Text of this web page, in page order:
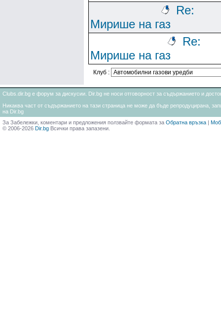
Re:
Мирише на газ
Re:
Мирише на газ
Клуб :
Clubs.dir.bg е форум за дискусии. Dir.bg не носи отговорност за съдържанието и
Никаква част от съдържанието на тази страница не може да бъде репродуцирана,
на Dir.bg
За Забележки, коментари и предложения ползвайте формата за Обратна връзка |
© 2006-2026 Dir.bg Всички права запазени.